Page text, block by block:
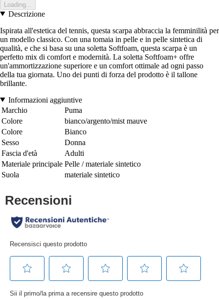
Loading...
Descrizione
Ispirata all'estetica del tennis, questa scarpa abbraccia la femminilità per
un modello classico. Con una tomaia in pelle e in pelle sintetica di
qualità, e che si basa su una soletta Softfoam, questa scarpa è un
perfetto mix di comfort e modernità. La soletta Softfoam+ offre
un'ammortizzazione superiore e un comfort ottimale ad ogni passo
della tua giornata. Uno dei punti di forza del prodotto è il tallone
brillante.
Informazioni aggiuntive
Marchio
Puma
Colore
bianco/argento/mist mauve
Colore
Bianco
Sesso
Donna
Fascia d'età
Adulti
Materiale principale Pelle / materiale sintetico
Suola
materiale sintetico